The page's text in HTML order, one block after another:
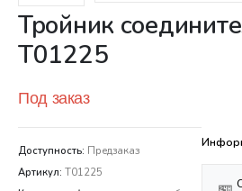
Тройник
Т01225
Под заказ
Доступность: Предзаказ
Артикул: Т01225